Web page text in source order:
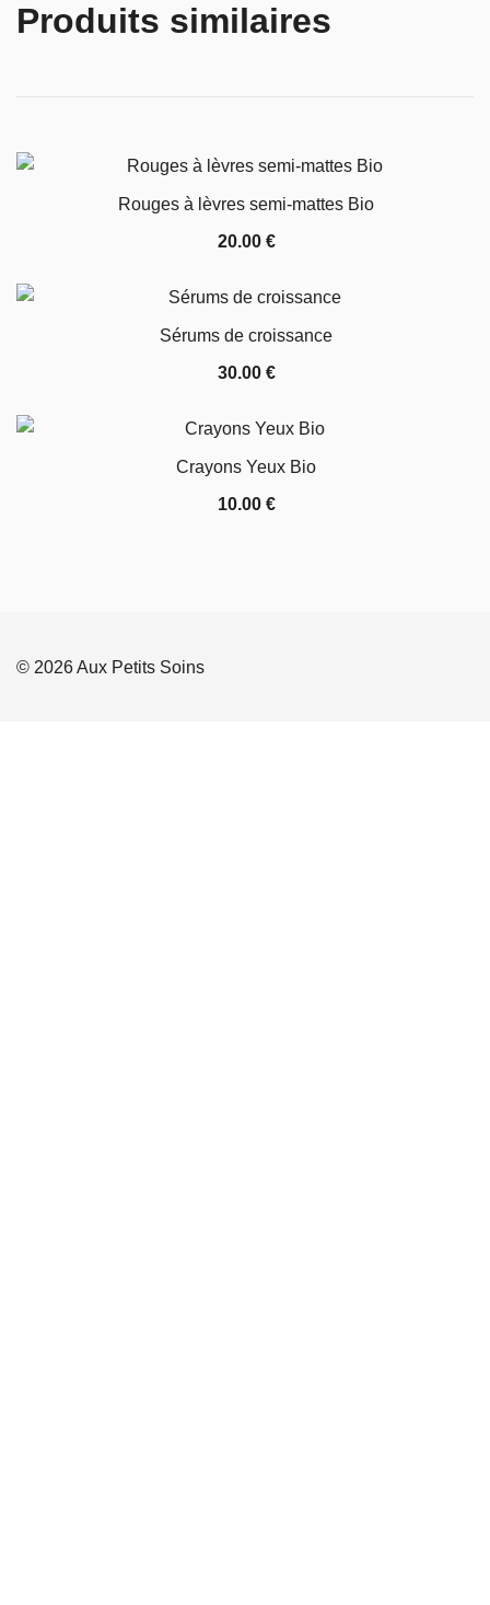
Produits similaires
Rouges à lèvres semi-mattes Bio
20.00 €
Sérums de croissance
30.00 €
Crayons Yeux Bio
10.00 €
© 2026 Aux Petits Soins